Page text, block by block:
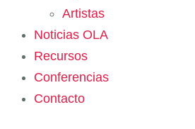
Artistas
Noticias OLA
Recursos
Conferencias
Contacto